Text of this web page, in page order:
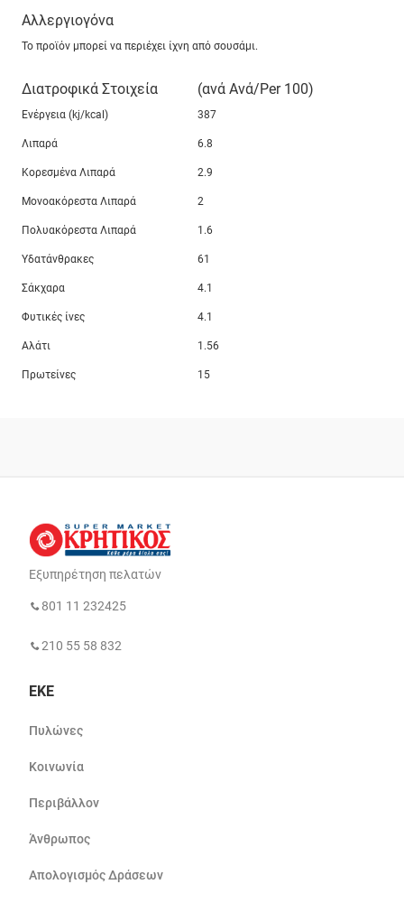
Αλλεργιογόνα
To προϊόν μπορεί να περιέχει ίχνη από σουσάμι.
Διατροφικά Στοιχεία (ανά Ανά/Per 100)
Ενέργεια (kj/kcal) 387
Λιπαρά 6.8
Κορεσμένα Λιπαρά 2.9
Μονοακόρεστα Λιπαρά 2
Πολυακόρεστα Λιπαρά 1.6
Υδατάνθρακες 61
Σάκχαρα 4.1
Φυτικές ίνες 4.1
Αλάτι 1.56
Πρωτείνες 15
Εξυπηρέτηση πελατών
801 11 232425
210 55 58 832
ΕΚΕ
Πυλώνες
Κοινωνία
Περιβάλλον
Άνθρωπος
Απολογισμός Δράσεων